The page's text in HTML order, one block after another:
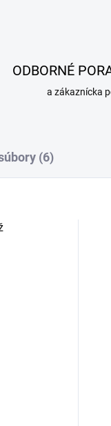
ODBORNÉ
a zákaznícka
(6)